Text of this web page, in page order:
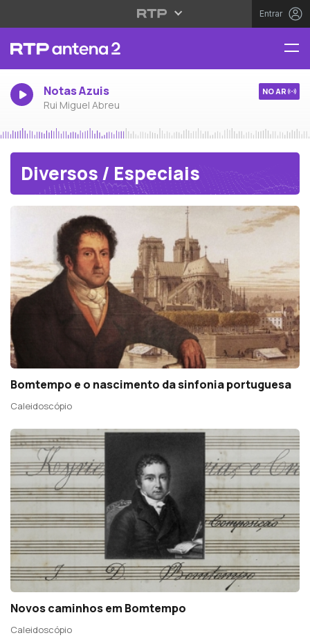
Entrar
Notas Azuis
Rui Miguel Abreu
NO AR
Diversos / Especiais
Bomtempo e o nascimento da sinfonia portuguesa
Caleidoscópio
Novos caminhos em Bomtempo
Caleidoscópio